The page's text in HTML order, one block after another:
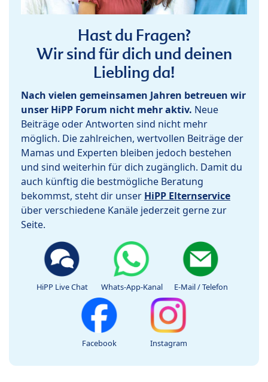
Hast du Fragen?
Wir sind für dich und deinen
Liebling da!
Nach vielen gemeinsamen Jahren betreuen wir
unser HiPP Forum nicht mehr aktiv. Neue
Beiträge oder Antworten sind nicht mehr
möglich. Die zahlreichen, wertvollen Beiträge der
Mamas und Experten bleiben jedoch bestehen
und sind weiterhin für dich zugänglich. Damit du
auch künftig die bestmögliche Beratung
bekommst, steht dir unser HiPP Elternservice
über verschiedene Kanäle jederzeit gerne zur
Seite.
HiPP Live Chat Whats-App-Kanal E-Mail / Telefon
Facebook Instagram